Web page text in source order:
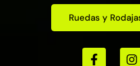
Ruedas y